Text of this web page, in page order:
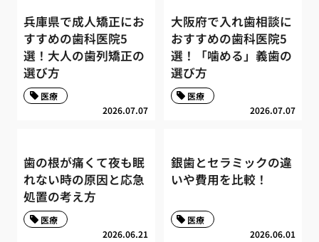
兵庫県で成人矯正にお
すすめの歯科医院5
選！大人の歯列矯正の
選び方
2026.07.07
医療
大阪府で入れ歯相談に
おすすめの歯科医院5
選！「噛める」義歯の
選び方
2026.07.07
医療
歯の根が痛くて夜も眠
れない時の原因と応急
処置の考え方
2026.06.21
医療
銀歯とセラミックの違
いや費用を比較！
2026.06.01
医療